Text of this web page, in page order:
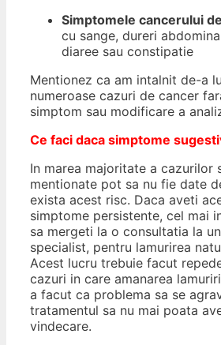
Simptomele cancerului
cu sange, dureri
diaree sau constipatie
Mentionez ca am intalnit de-a
numeroase cazuri de cancer
simptom sau modificare a
Ce faci daca simptome
In marea majoritate a cazurilor
mentionate pot sa nu fie date
exista acest risc. Daca aveti
simptome persistente, cel mai
sa mergeti la o consultatia la
specialist, pentru lamurirea
Acest lucru trebuie facut
cazuri in care amanarea
a facut ca problema sa se
tratamentul sa nu mai poata
vindecare.